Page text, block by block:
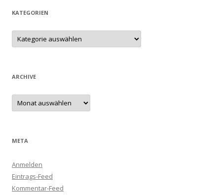
KATEGORIEN
Kategorien
ARCHIVE
Archive
META
Anmelden
Eintrags-Feed
Kommentar-Feed